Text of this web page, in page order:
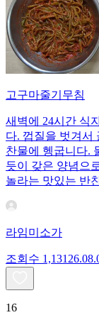
고구마줄기무침
새벽에 24시간 식
다. 껍질을 벗겨서
찬물에 헹굽니다.
듯이 갖은 양념으
놀라는 맛있는 반
라임미소가
조회수 1,131
16